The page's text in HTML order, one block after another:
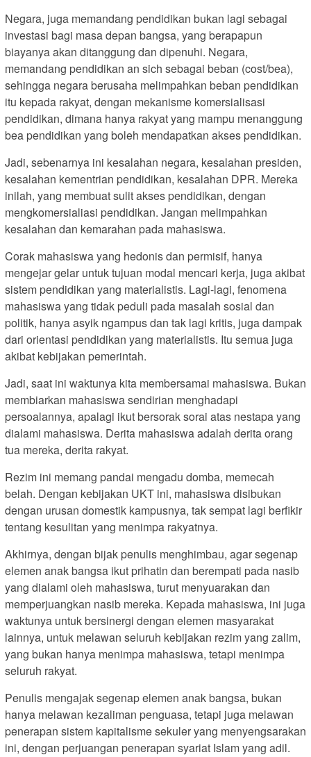
Negara, juga memandang pendidikan bukan lagi sebagai
investasi bagi masa depan bangsa, yang berapapun
biayanya akan ditanggung dan dipenuhi. Negara,
memandang pendidikan an sich sebagai beban (cost/bea),
sehingga negara berusaha melimpahkan beban pendidikan
itu kepada rakyat, dengan mekanisme komersialisasi
pendidikan, dimana hanya rakyat yang mampu menanggung
bea pendidikan yang boleh mendapatkan akses pendidikan.
Jadi, sebenarnya ini kesalahan negara, kesalahan presiden,
kesalahan kementrian pendidikan, kesalahan DPR. Mereka
inilah, yang membuat sulit akses pendidikan, dengan
mengkomersialiasi pendidikan. Jangan melimpahkan
kesalahan dan kemarahan pada mahasiswa.
Corak mahasiswa yang hedonis dan permisif, hanya
mengejar gelar untuk tujuan modal mencari kerja, juga akibat
sistem pendidikan yang materialistis. Lagi-lagi, fenomena
mahasiswa yang tidak peduli pada masalah sosial dan
politik, hanya asyik ngampus dan tak lagi kritis, juga dampak
dari orientasi pendidikan yang materialistis. Itu semua juga
akibat kebijakan pemerintah.
Jadi, saat ini waktunya kita membersamai mahasiswa. Bukan
membiarkan mahasiswa sendirian menghadapi
persoalannya, apalagi ikut bersorak sorai atas nestapa yang
dialami mahasiswa. Derita mahasiswa adalah derita orang
tua mereka, derita rakyat.
Rezim ini memang pandai mengadu domba, memecah
belah. Dengan kebijakan UKT ini, mahasiswa disibukan
dengan urusan domestik kampusnya, tak sempat lagi berfikir
tentang kesulitan yang menimpa rakyatnya.
Akhirnya, dengan bijak penulis menghimbau, agar segenap
elemen anak bangsa ikut prihatin dan berempati pada nasib
yang dialami oleh mahasiswa, turut menyuarakan dan
memperjuangkan nasib mereka. Kepada mahasiswa, ini juga
waktunya untuk bersinergi dengan elemen masyarakat
lainnya, untuk melawan seluruh kebijakan rezim yang zalim,
yang bukan hanya menimpa mahasiswa, tetapi menimpa
seluruh rakyat.
Penulis mengajak segenap elemen anak bangsa, bukan
hanya melawan kezaliman penguasa, tetapi juga melawan
penerapan sistem kapitalisme sekuler yang menyengsarakan
ini, dengan perjuangan penerapan syariat Islam yang adil.